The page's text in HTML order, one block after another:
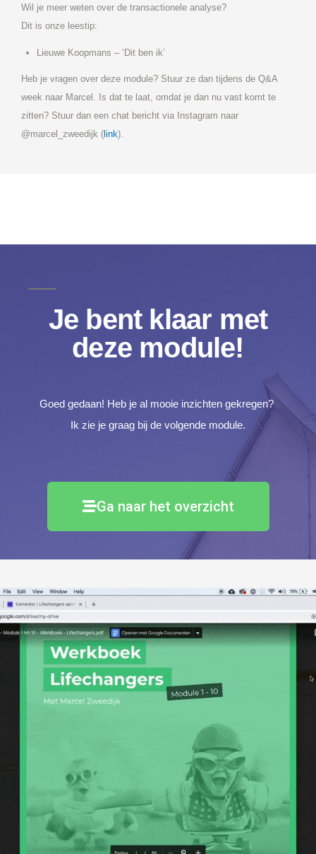
Wil je meer weten over de transactionele analyse?
Dit is onze leestip:
Lieuwe Koopmans – ‘Dit ben ik’
Heb je vragen over deze module? Stuur ze dan tijdens de Q&A
week naar Marcel. Is dat te laat, omdat je dan nu vast komt te
zitten? Stuur dan een chat bericht via Instagram naar
@marcel_zweedijk ( link).
Je bent klaar met
deze module!​
Goed gedaan! Heb je al mooie inzichten gekregen?
Ik zie je graag bij de volgende module.
Ga naar het overzicht